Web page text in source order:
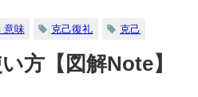
意味 克己復礼 克己
方【図解Note】